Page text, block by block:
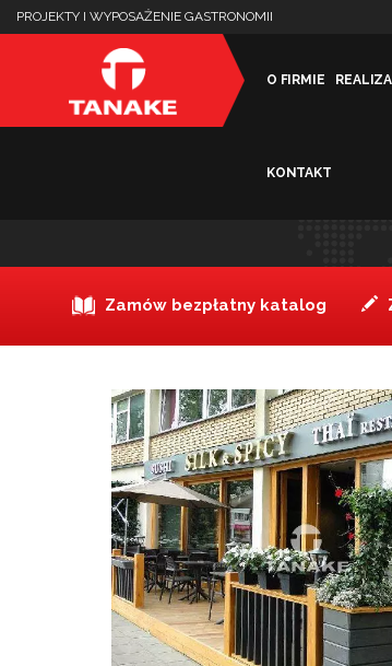
PROJEKTY I WYPOSAŻENIE GASTRONOMII
O FIRMIE
KONTAKT
Zamów bezpłatny katalog